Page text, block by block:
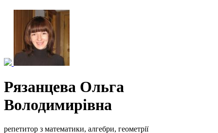
Рязанцева Ольга
Володимирівна
репетитор з математики, алгебри, геометрії